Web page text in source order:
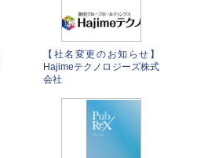
【社名変更のお知らせ】
Hajimeテクノロジーズ株式
会社